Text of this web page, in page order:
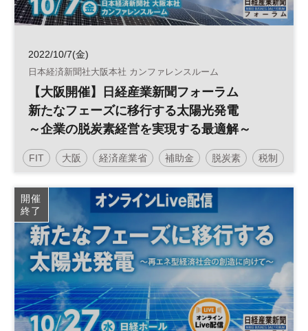
2022/10/7(金)
日本経済新聞社大阪本社 カンファレンスルーム
【大阪開催】日経産業新聞フォーラム
新たなフェーズに移行する太陽光発電
～企業の脱炭素経営を実現する最適解～
FIT 大阪 経済産業省 補助金 脱炭素 税制
太陽光発電 再生可能エネルギー 参加無料
日経産業新聞フォーラム
開催
終了